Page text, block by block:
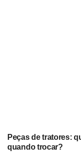
Peças de tratores:
quando trocar?